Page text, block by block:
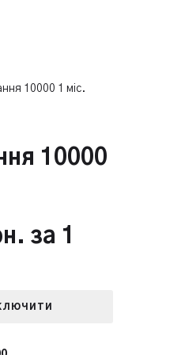
10000 1 міс.
10000
за 1